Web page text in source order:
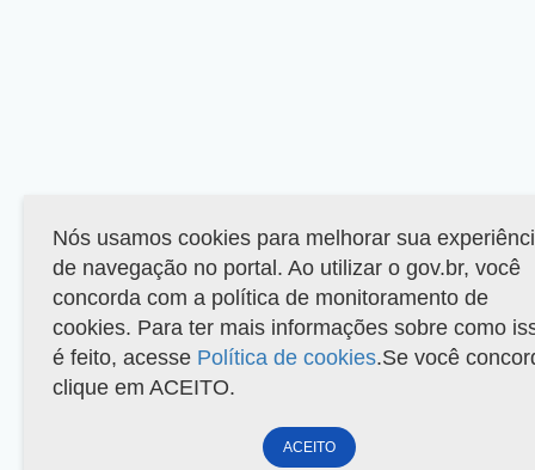
Nós usamos cookies para melhorar sua
de navegação no portal. Ao utilizar o gov.br, você
concorda com a política de monitoramento de
cookies. Para ter mais informações sobre como
é feito, acesse Política de cookies.Se você
clique em ACEITO.
ACEITO